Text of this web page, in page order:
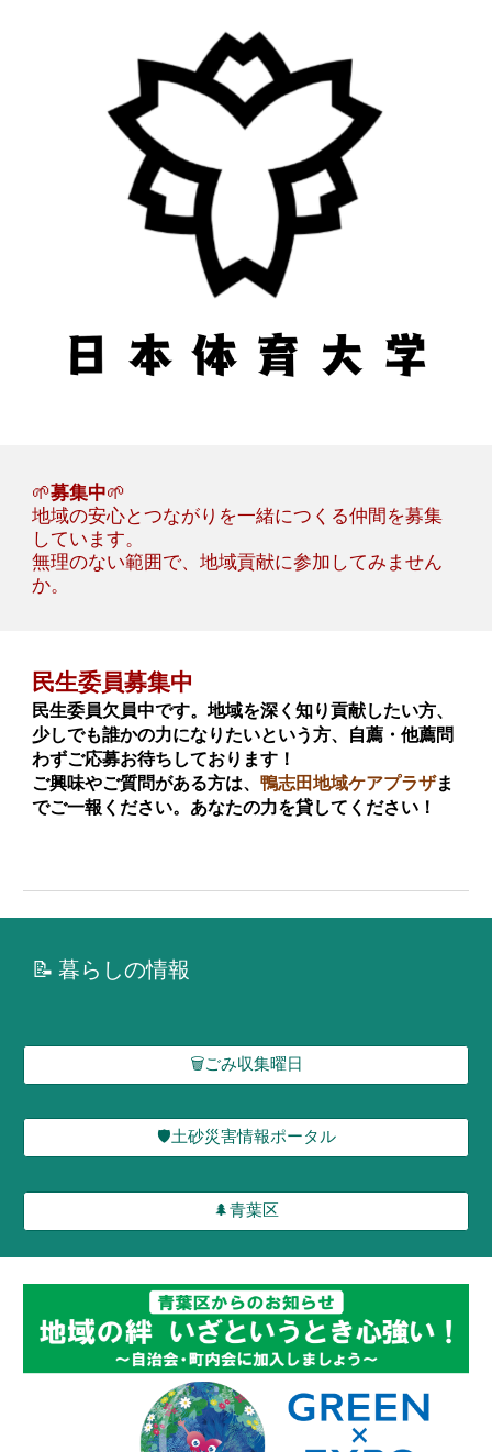
🌱募集中🌱
地域の安心とつながりを一緒につくる仲間を募集
しています。
無理のない範囲で、地域貢献に参加してみません
か。
民生委員募集中
民生委員欠員中です。地域を深く知り貢献したい方、
少しでも誰かの力になりたいという方、自薦・他薦問
わずご応募お待ちしております！
ご興味やご質問がある方は、鴨志田地域ケアプラザま
でご一報ください。あなたの力を貸してください！
📝暮らしの情報
🗑️ごみ収集曜日
🛡️土砂災害情報ポータル
🌲青葉区